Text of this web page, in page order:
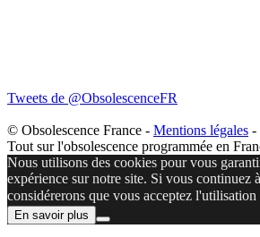
Tweets de @ObsolescenceFR
© Obsolescence France - Mentions légales -
Tout sur l'obsolescence programmée en
Nous utilisons des cookies pour vous
expérience sur notre site. Si vous continuez
considérerons que vous acceptez l'utilisation
En savoir plus